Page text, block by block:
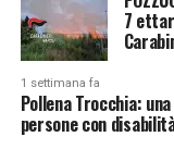
7
1 settimana fa
Pollena Trocchia:
persone con